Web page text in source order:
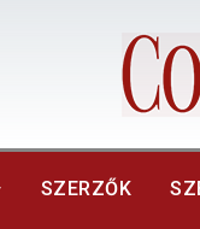
SZERZŐK